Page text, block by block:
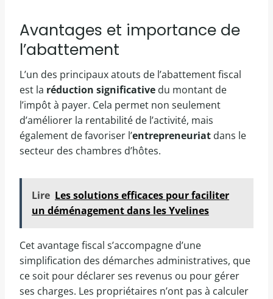
Avantages et importance de
l’abattement
L’un des principaux atouts de l’abattement fiscal
est la réduction significative du montant de
l’impôt à payer. Cela permet non seulement
d’améliorer la rentabilité de l’activité, mais
également de favoriser l’entrepreneuriat dans le
secteur des chambres d’hôtes.
Lire Les solutions efficaces pour faciliter
un déménagement dans les Yvelines
Cet avantage fiscal s’accompagne d’une
simplification des démarches administratives, que
ce soit pour déclarer ses revenus ou pour gérer
ses charges. Les propriétaires n’ont pas à calculer